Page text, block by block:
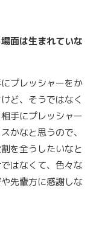
面は生まれていな
プレッシャーをか
ど、そうではなく
手にプレッシャー
かなと思うので、
を全うしたいなと
はなくて、色々な
先輩方に感謝しな